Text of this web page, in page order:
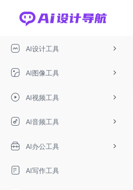
AI设计工具
AI图像工具
AI视频工具
AI音频工具
AI办公工具
AI写作工具